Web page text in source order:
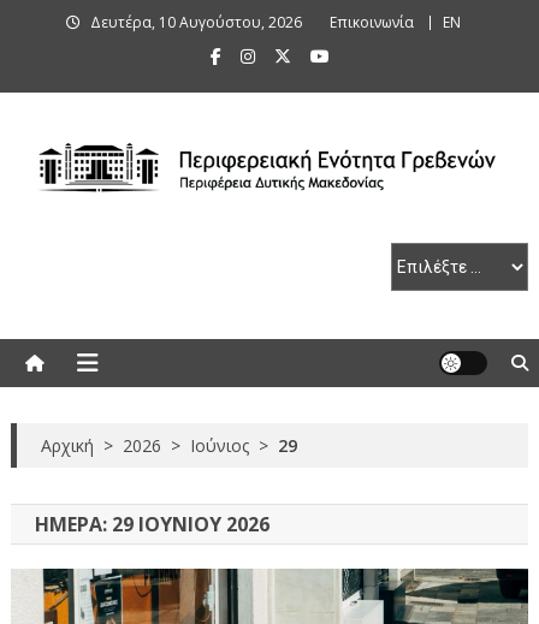
Δευτέρα, 10 Αυγούστου, 2026 Επικοινωνία ΕΝ
Αρχική > 2026 > Ιούνιος > 29
ΗΜΈΡΑ: 29 ΙΟΥΝΊΟΥ 2026